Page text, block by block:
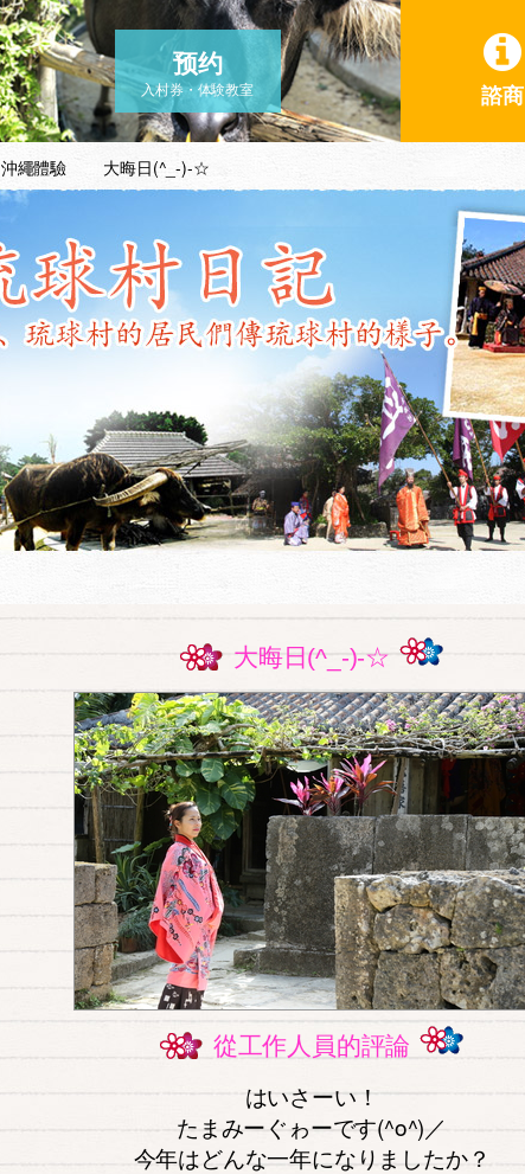
预约
入村券・体験教室 諮商
沖繩體驗 大晦日(^_-)-☆
大晦日(^_-)-☆
從工作人員的評論
はいさーい！
たまみーぐゎーです(^o^)／
今年はどんな一年になりましたか？